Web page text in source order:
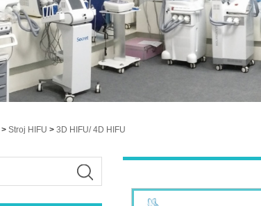
> Stroj HIFU > 3D HIFU/ 4D HIFU